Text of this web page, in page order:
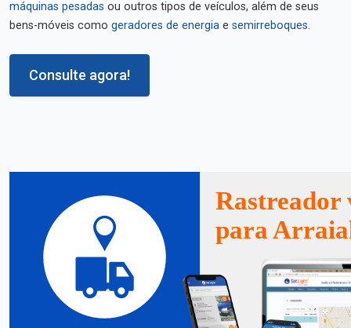
máquinas pesadas ou outros tipos de veículos, além de seus
bens-móveis como geradores de energia e semirreboques.
Consulte agora!
Rastreador
para